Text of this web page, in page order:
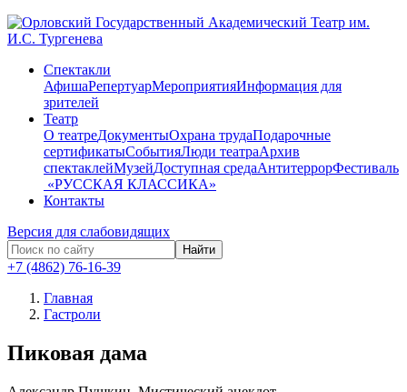
Спектакли
АфишаРепертуарМероприятияИнформация для
зрителей
Театр
О театреДокументыОхрана трудаПодарочные
сертификатыСобытияЛюди театраАрхив
спектаклейМузейДоступная средаАнтитеррорФестиваль
​ «РУССКАЯ КЛАССИКА»
Контакты
Версия для слабовидящих
Найти
+7 (4862) 76-16-39
Главная
Гастроли
Пиковая дама